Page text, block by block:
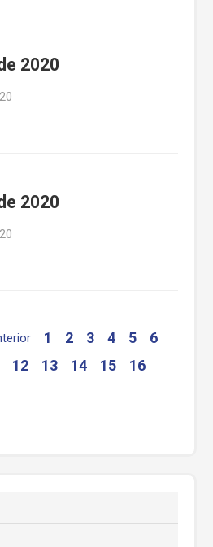
2020
2020
1 2 3 4 5
6
12 13 14 15 16